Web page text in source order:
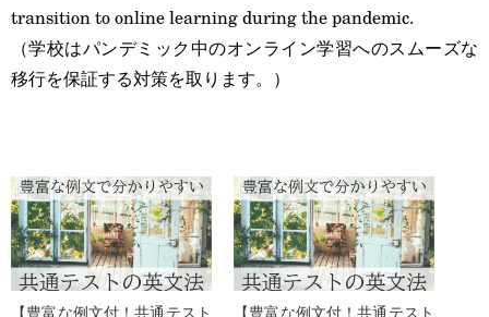
transition to online learning during the pandemic.
（学校はパンデミック中のオンライン学習へのスムーズな
移行を保証する対策を取ります。）
【豊富な例文付！共通テスト 【豊富な例文付！共通テスト